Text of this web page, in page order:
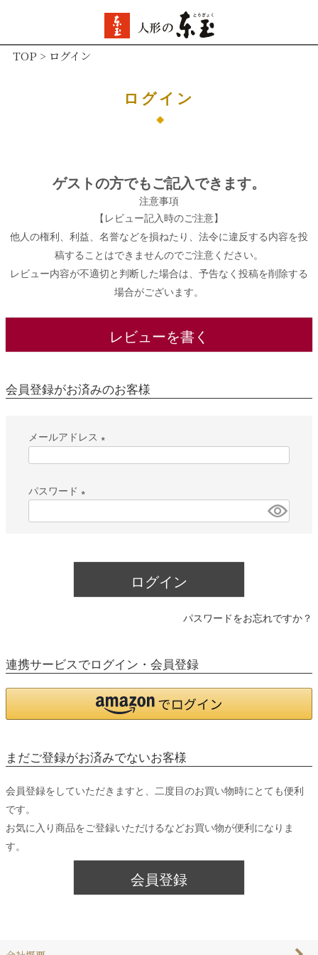
TOP ログイン
ログイン
ゲストの方でもご記入できます。
注意事項
【レビュー記入時のご注意】
他人の権利、利益、名誉などを損ねたり、法令に違反する内容を投
稿することはできませんのでご注意ください。
レビュー内容が不適切と判断した場合は、予告なく投稿を削除する
場合がございます。
レビューを書く
会員登録がお済みのお客様
メールアドレス
(
須
パスワード
ログイン
パスワードをお忘れですか？
連携サービスでログイン・会員登録
まだご登録がお済みでないお客様
会員登録をしていただきますと、二度目のお買い物時にとても便利
です。
お気に入り商品をご登録いただけるなどお買い物が便利になりま
す。
会員登録